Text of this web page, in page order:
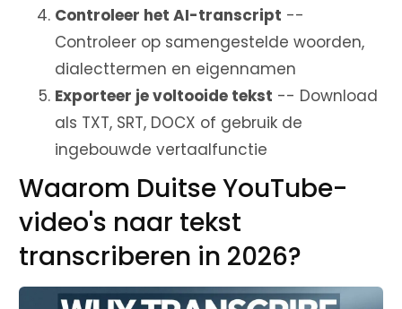
Controleer het AI-transcript --
Controleer op samengestelde woorden,
dialecttermen en eigennamen
Exporteer je voltooide tekst -- Download
als TXT, SRT, DOCX of gebruik de
ingebouwde vertaalfunctie
Waarom Duitse YouTube-
video's naar tekst
transcriberen in 2026?